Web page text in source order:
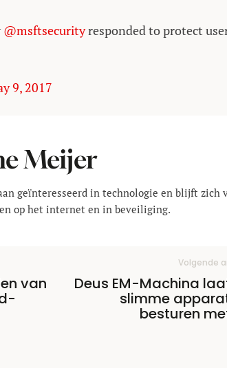
@msftsecurityresponded to protect
9, 2017
Meijer
geïnteresseerd in technologie en blijft zich
op het internet en in beveiliging.
van
Volgende
Deus EM-Machina
slimme
besturen